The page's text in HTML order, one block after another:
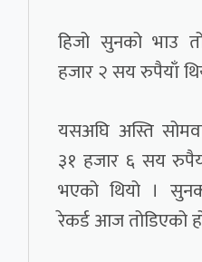
हिजो सुनको भाउ
हजार २ सय रुपैयाँ
यसअघि अस्ति
३१ हजार ६ सय
भएको थियो ।
रेकर्ड आज तोडिएको